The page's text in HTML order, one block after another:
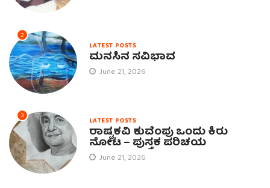
2
LATEST POSTS
ಮನಸಿನ ಸವಿಭಾವ
June 21, 2026
3 LATEST POSTS
ರಾಷ್ಟ್ರಕವಿ ಕುವೆಂಪು ಒಂದು ಕಿರು
ನೋಟ – ಪುಸ್ತಕ ಪರಿಚಯ
June 21, 2026